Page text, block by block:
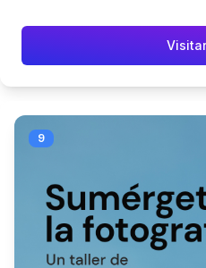
Visitar
9